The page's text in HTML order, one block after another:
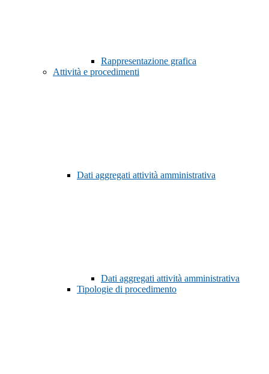
Rappresentazione grafica
Attività e procedimenti
Dati aggregati attività amministrativa
Dati aggregati attività amministrativa
Tipologie di procedimento